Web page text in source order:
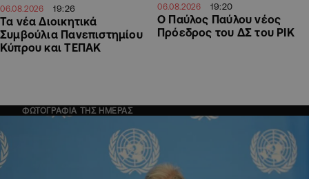
06.08.2026 19:26
Τα νέα Διοικητικά
Συμβούλια Πανεπιστημίου
Κύπρου και ΤΕΠΑΚ
06.08.2026 19:20
Ο Παύλος Παύλου νέος
Πρόεδρος του ΔΣ του ΡΙΚ
ΦΩΤΟΓΡΑΦΙΑ ΤΗΣ ΗΜΕΡΑΣ